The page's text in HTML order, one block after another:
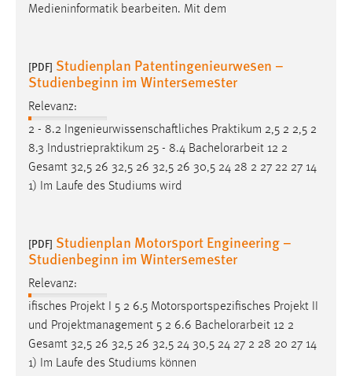
Medieninformatik bearbeiten. Mit dem
[PDF] Studienplan Patentingenieurwesen –
Studienbeginn im Wintersemester
Relevanz:
2 - 8.2 Ingenieurwissenschaftliches Praktikum 2,5 2 2,5 2
8.3 Industriepraktikum 25 - 8.4 Bachelorarbeit 12 2
Gesamt 32,5 26 32,5 26 32,5 26 30,5 24 28 2 27 22 27 14
1) Im Laufe des Studiums wird
[PDF] Studienplan Motorsport Engineering –
Studienbeginn im Wintersemester
Relevanz:
ifisches Projekt I 5 2 6.5 Motorsportspezifisches Projekt II
und Projektmanagement 5 2 6.6 Bachelorarbeit 12 2
Gesamt 32,5 26 32,5 26 32,5 24 30,5 24 27 2 28 20 27 14
1) Im Laufe des Studiums können